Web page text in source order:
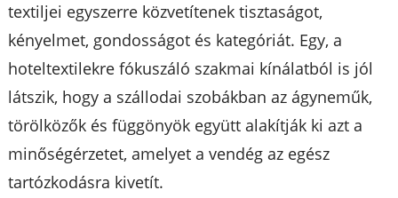
textiljei egyszerre közvetítenek tisztaságot,
kényelmet, gondosságot és kategóriát. Egy, a
hoteltextilekre fókuszáló szakmai kínálatból is jól
látszik, hogy a szállodai szobákban az ágyneműk,
törölközők és függönyök együtt alakítják ki azt a
minőségérzetet, amelyet a vendég az egész
tartózkodásra kivetít.